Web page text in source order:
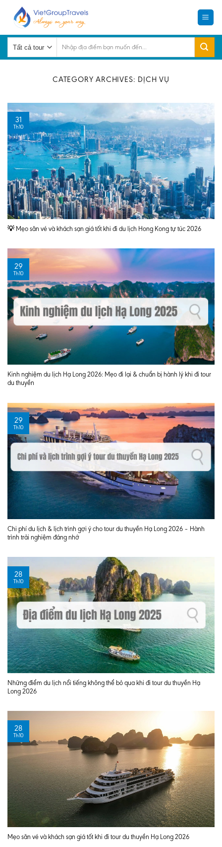
content
kiếm:
CATEGORY ARCHIVES: DỊCH VỤ
💡 Mẹo săn vé và khách sạn giá tốt khi đi du lịch Hong Kong tự túc 2026
31
Th10
Kinh nghiệm du lịch Hạ Long 2026: Mẹo đi lại & chuẩn bị hành lý khi đi tour
du thuyền
29
Th10
Chi phí du lịch & lịch trình gợi ý cho tour du thuyền Hạ Long 2026 – Hành
trình trải nghiệm đáng nhớ
29
Th10
Những điểm du lịch nổi tiếng không thể bỏ qua khi đi tour du thuyền Hạ
Long 2026
28
Th10
Mẹo săn vé và khách sạn giá tốt khi đi tour du thuyền Hạ Long 2026
28
Th10